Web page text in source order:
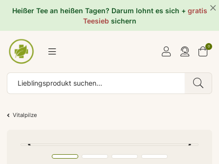
Heißer Tee an heißen Tagen? Darum lohnt es sich + gratis
Teesieb sichern
0
Vitalpilze